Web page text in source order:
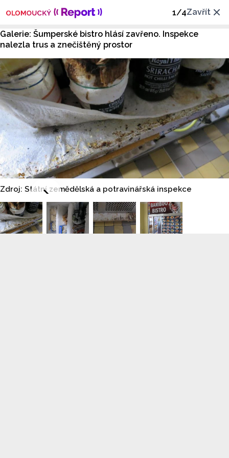
1/4Zavřít
Galerie: Šumperské bistro hlásí zavřeno. Inspekce
nalezla trus a znečištěný prostor
Zdroj: Státní zemědělská a potravinářská inspekce